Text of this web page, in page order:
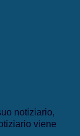
notiziario,
viene